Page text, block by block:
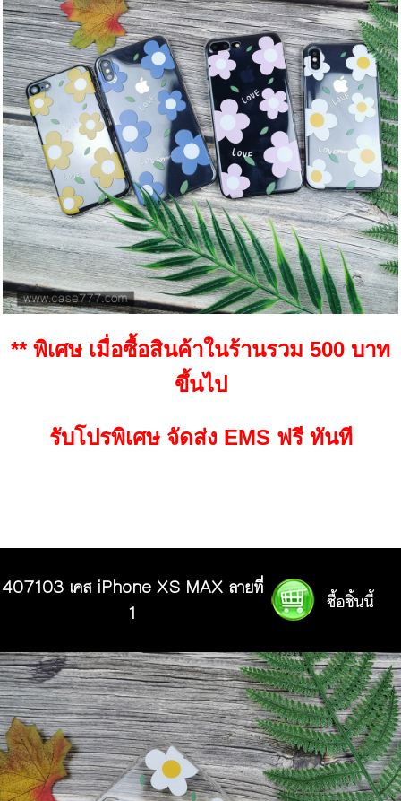
** พิเศษ เมื่อซื้อสินค้าในร้านรวม 500 บาท
ขึ้นไป
รับโปรพิเศษ จัดส่ง EMS ฟรี ทันที
407103 เคส iPhone XS MAX ลายที่
1